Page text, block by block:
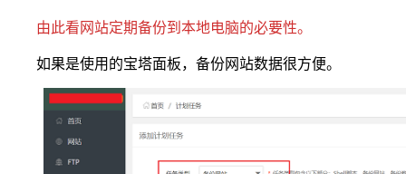
由此看网站定期备份到本地电脑的必要性。
如果是使用的宝塔面板，备份网站数据很方便。